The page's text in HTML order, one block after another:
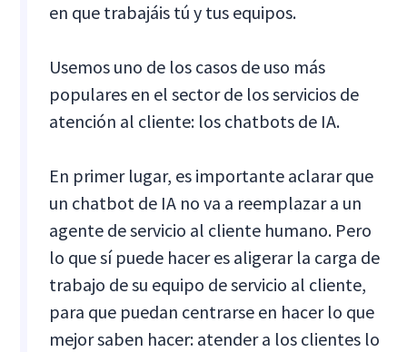
en que trabajáis tú y tus equipos.
Usemos uno de los casos de uso más
populares en el sector de los servicios de
atención al cliente: los chatbots de IA.
En primer lugar, es importante aclarar que
un chatbot de IA no va a reemplazar a un
agente de servicio al cliente humano. Pero
lo que sí puede hacer es aligerar la carga de
trabajo de su equipo de servicio al cliente,
para que puedan centrarse en hacer lo que
mejor saben hacer: atender a los clientes lo